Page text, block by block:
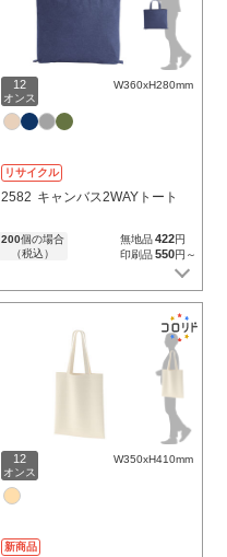
12
オンス
W360xH280mm
リサイクル
2582 キャンバス2WAYトート
200個の場合
（税込）
無地品422円
印刷品550円～
12
オンス
W350xH410mm
新商品